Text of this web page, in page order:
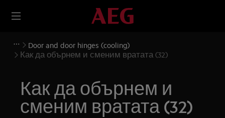
Door and door hinges (cooling)
Как да обърнем и сменим вратата (32)
Как да обърнем и
сменим вратата (32)